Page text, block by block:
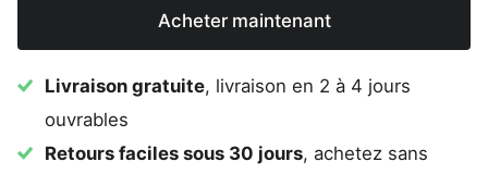
Acheter maintenant
Livraison gratuite, livraison en 2 à 4 jours
ouvrables
Retours faciles sous 30 jours, achetez sans